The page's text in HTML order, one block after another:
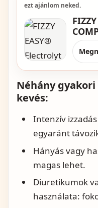
ezt ajánlom neked.
Néhány
kevés:
Intenzív
egyaránt
Hányás vagy
magas lehet.
Diuretikumok
használata: